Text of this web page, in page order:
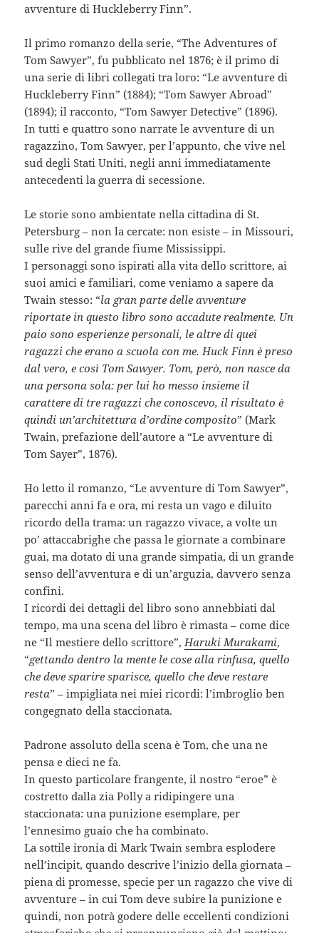
avventure di Huckleberry Finn”.
Il primo romanzo della serie, “The Adventures of
Tom Sawyer”, fu pubblicato nel 1876; è il primo di
una serie di libri collegati tra loro: “Le avventure di
Huckleberry Finn” (1884); “Tom Sawyer Abroad”
(1894); il racconto, “Tom Sawyer Detective” (1896).
In tutti e quattro sono narrate le avventure di un
ragazzino, Tom Sawyer, per l’appunto, che vive nel
sud degli Stati Uniti, negli anni immediatamente
antecedenti la guerra di secessione.
Le storie sono ambientate nella cittadina di St.
Petersburg – non la cercate: non esiste – in Missouri,
sulle rive del grande fiume Mississippi.
I personaggi sono ispirati alla vita dello scrittore, ai
suoi amici e familiari, come veniamo a sapere da
Twain stesso: “la gran parte delle avventure
riportate in questo libro sono accadute realmente. Un
paio sono esperienze personali, le altre di quei
ragazzi che erano a scuola con me. Huck Finn è preso
dal vero, e così Tom Sawyer. Tom, però, non nasce da
una persona sola: per lui ho messo insieme il
carattere di tre ragazzi che conoscevo, il risultato è
quindi un’architettura d’ordine composito” (Mark
Twain, prefazione dell’autore a “Le avventure di
Tom Sayer”, 1876).
Ho letto il romanzo, “Le avventure di Tom Sawyer”,
parecchi anni fa e ora, mi resta un vago e diluito
ricordo della trama: un ragazzo vivace, a volte un
po’ attaccabrighe che passa le giornate a combinare
guai, ma dotato di una grande simpatia, di un grande
senso dell’avventura e di un’arguzia, davvero senza
confini.
I ricordi dei dettagli del libro sono annebbiati dal
tempo, ma una scena del libro è rimasta – come dice
ne “Il mestiere dello scrittore”, Haruki Murakami,
“gettando dentro la mente le cose alla rinfusa, quello
che deve sparire sparisce, quello che deve restare
resta” – impigliata nei miei ricordi: l’imbroglio ben
congegnato della staccionata.
Padrone assoluto della scena è Tom, che una ne
pensa e dieci ne fa.
In questo particolare frangente, il nostro “eroe” è
costretto dalla zia Polly a ridipingere una
staccionata: una punizione esemplare, per
l’ennesimo guaio che ha combinato.
La sottile ironia di Mark Twain sembra esplodere
nell’incipit, quando descrive l’inizio della giornata –
piena di promesse, specie per un ragazzo che vive di
avventure – in cui Tom deve subire la punizione e
quindi, non potrà godere delle eccellenti condizioni